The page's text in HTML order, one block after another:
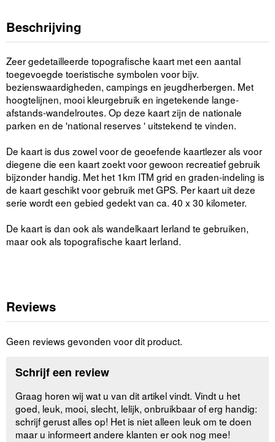
Beschrijving
Zeer gedetailleerde topografische kaart met een aantal
toegevoegde toeristische symbolen voor bijv.
bezienswaardigheden, campings en jeugdherbergen. Met
hoogtelijnen, mooi kleurgebruik en ingetekende lange-
afstands-wandelroutes. Op deze kaart zijn de nationale
parken en de 'national reserves ' uitstekend te vinden.
De kaart is dus zowel voor de geoefende kaartlezer als voor
diegene die een kaart zoekt voor gewoon recreatief gebruik
bijzonder handig. Met het 1km ITM grid en graden-indeling is
de kaart geschikt voor gebruik met GPS. Per kaart uit deze
serie wordt een gebied gedekt van ca. 40 x 30 kilometer.
De kaart is dan ook als wandelkaart Ierland te gebruiken,
maar ook als topografische kaart Ierland.
Reviews
Geen reviews gevonden voor dit product.
Schrijf een review
Graag horen wij wat u van dit artikel vindt. Vindt u het
goed, leuk, mooi, slecht, lelijk, onbruikbaar of erg handig:
schrijf gerust alles op! Het is niet alleen leuk om te doen
maar u informeert andere klanten er ook nog mee!